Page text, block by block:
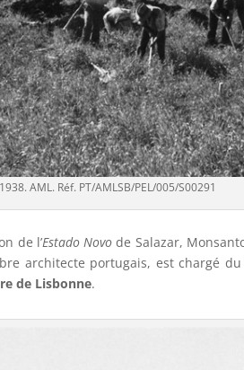
AML. Réf. PT/AMLSB/PEL/005/S00291
de l’Estado Novode Salazar,
architecte portugais, est chargé
de Lisbonne.